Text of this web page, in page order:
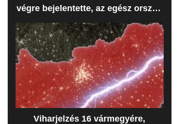
végre bejelentette, az egész ország
erre várt
Viharjelzés 16 vármegyére,